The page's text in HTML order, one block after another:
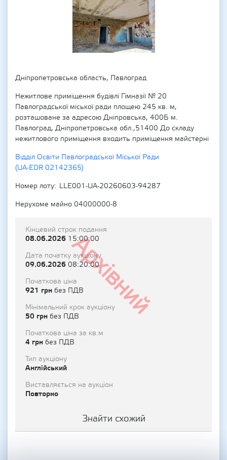
Дніпропетровська область, Павлоград
Нежитлове приміщення будівлі Гімназії № 20
Павлоградської міської ради площею 245 кв. м,
розташоване за адресою Дніпровська, 400Б м.
Павлоград, Дніпропетровська обл.,51400 До складу
нежитлового приміщення входить приміщення майстерні
Відділ Освіти Павлоградської Міської Ради
(UA-EDR 02142365)
Номер лоту
LLE001-UA-20260603-94287
Нерухоме майно 04000000-8
Архівний
Кінцевий строк подання
08.06.2026 15:00:00
Дата початку аукціону
09.06.2026 08:20:00
Початкова ціна
921 грн без ПДВ
Мінімальний крок аукціону
50 грн без ПДВ
Початкова ціна за кв.м
4 грн без ПДВ
Тип аукціону
Англійський
Виставляється на аукціон
Повторно
Знайти схожий